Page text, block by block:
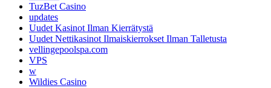
TuzBet Casino
updates
Uudet Kasinot Ilman Kierrätystä
Uudet Nettikasinot Ilmaiskierrokset Ilman Talletusta
vellingepoolspa.com
VPS
w
Wildies Casino